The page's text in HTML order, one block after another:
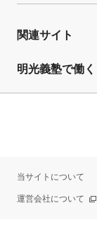
関連サイト
明光義塾で働く
当サイトについて
運営会社について